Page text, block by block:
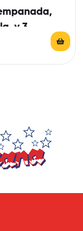
y 3